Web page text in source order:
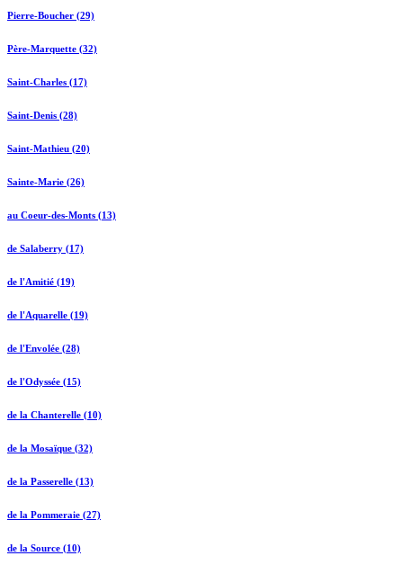
Pierre-Boucher (29)
Père-Marquette (32)
Saint-Charles (17)
Saint-Denis (28)
Saint-Mathieu (20)
Sainte-Marie (26)
au Coeur-des-Monts (13)
de Salaberry (17)
de l'Amitié (19)
de l'Aquarelle (19)
de l'Envolée (28)
de l'Odyssée (15)
de la Chanterelle (10)
de la Mosaïque (32)
de la Passerelle (13)
de la Pommeraie (27)
de la Source (10)